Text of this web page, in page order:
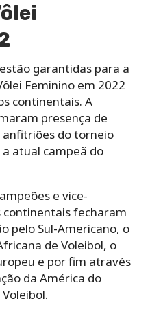
garantidas para a
Feminino em 2022
continentais. A
presença de
do torneio
a atual campeã do
e vice-
continentais fecharam
pelo Sul-Americano, o
de Voleibol, o
e por fim através
da América do